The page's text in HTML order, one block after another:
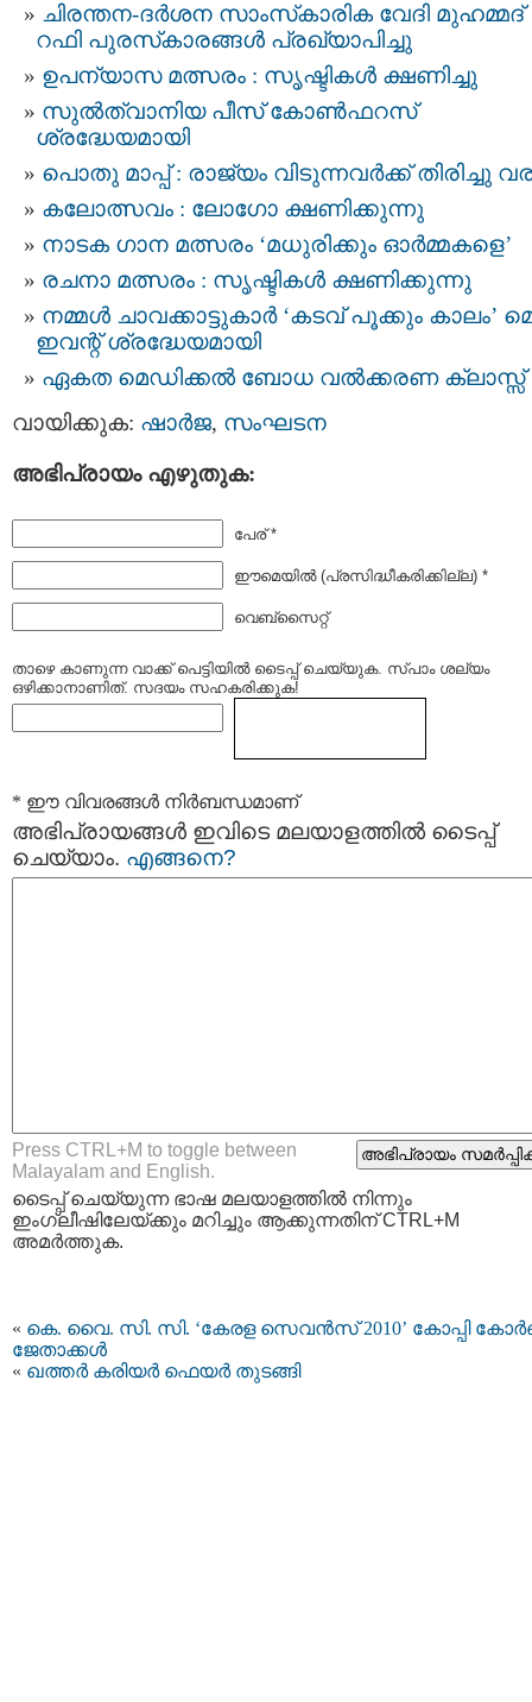
ചിരന്തന-ദർശന സാംസ്‌കാരിക വേദി മുഹമ്മദ്
റഫി പുരസ്‌കാരങ്ങൾ പ്രഖ്യാപിച്ചു
ഉപന്യാസ മത്സരം : സൃഷ്ടികൾ ക്ഷണിച്ചു
സുൽത്വാനിയ പീസ് കോൺഫറസ്
ശ്രദ്ധേയമായി
പൊതു മാപ്പ് : രാജ്യം വിടുന്നവര്‍ക്ക് തിരിച്ചു
കലോത്സവം : ലോഗോ ക്ഷണിക്കുന്നു
നാടക ഗാന മത്സരം ‘മധുരിക്കും ഓര്‍മ്മകളെ’
രചനാ മത്സരം : സൃഷ്ടികൾ ക്ഷണിക്കുന്നു
നമ്മൾ ചാവക്കാട്ടുകാർ ‘കടവ് പൂക്കും കാലം’
ഇവന്റ് ശ്രദ്ധേയമായി
ഏകത മെഡിക്കൽ ബോധ വൽക്കരണ ക്ലാസ്സ്‌
വായിക്കുക: ഷാര്‍ജ, സംഘടന
അഭിപ്രായം എഴുതുക:
പേര് *
ഈമെയില്‍ (പ്രസിദ്ധീകരിക്കില്ല) *
വെബ്സൈറ്റ്
താഴെ കാണുന്ന വാക്ക് പെട്ടിയില്‍ ടൈപ്പ്‌ ചെയ്യുക. സ്പാം ശല്യം
ഒഴിക്കാനാണിത്. സദയം സഹകരിക്കുക!
* ഈ വിവരങ്ങള്‍ നിര്‍ബന്ധമാണ്
അഭിപ്രായങ്ങള്‍ ഇവിടെ മലയാളത്തില്‍ ടൈപ്പ്
ചെയ്യാം. എങ്ങനെ?
Press CTRL+M to toggle between
Malayalam and English.
ടൈപ്പ്‌ ചെയ്യുന്ന ഭാഷ മലയാളത്തില്‍ നിന്നും
ഇംഗ്ലീഷിലേയ്ക്കും മറിച്ചും ആക്കുന്നതിന് CTRL+M
അമര്‍ത്തുക.
« കെ. വൈ. സി. സി. ‘കേരള സെവന്‍സ് 2010’ കോപ്പി
ജേതാക്കള്‍
« ഖത്തര്‍ കരിയര്‍ ഫെയര്‍ തുടങ്ങി